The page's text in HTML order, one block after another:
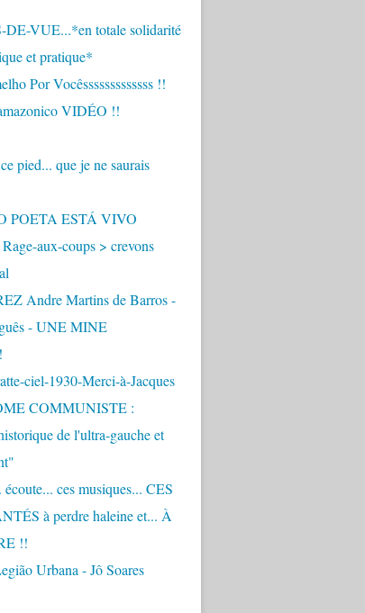
DE-VUE...*en totale solidarité
et pratique*
Por Vocêsssssssssssss !!
VIDÉO !!
pied... que je ne saurais
POETA ESTÁ VIVO
aux-coups > crevons
Andre Martins de Barros -
- UNE MINE
ciel-1930-Merci-à-Jacques
COMMUNISTE :
de l'ultra-gauche et
ces musiques... CES
à perdre haleine et... À
!!
Urbana - Jô Soares